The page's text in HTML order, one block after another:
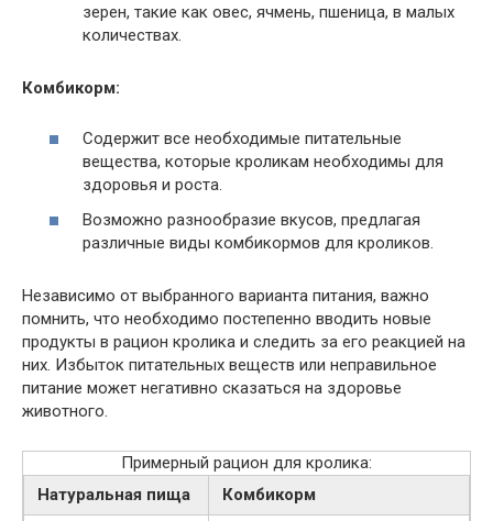
зерен, такие как овес, ячмень, пшеница, в малых
количествах.
Комбикорм:
Содержит все необходимые питательные
вещества, которые кроликам необходимы для
здоровья и роста.
Возможно разнообразие вкусов, предлагая
различные виды комбикормов для кроликов.
Независимо от выбранного варианта питания, важно
помнить, что необходимо постепенно вводить новые
продукты в рацион кролика и следить за его реакцией на
них. Избыток питательных веществ или неправильное
питание может негативно сказаться на здоровье
животного.
Примерный рацион для кролика:
Натуральная пища
Комбикорм